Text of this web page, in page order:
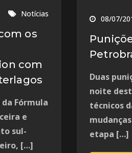
Notícias
os
com
Fórmula
e
sul-
[…]
08/07/
Duas
noite
técnicos
etapa […]